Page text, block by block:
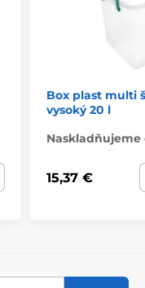
Box plast multi
vysoký 20 l
Naskladňujeme
15,37 €